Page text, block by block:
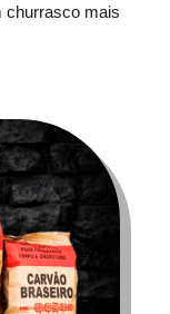
churrasco mais